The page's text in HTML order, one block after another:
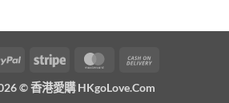
PayPal Stripe MasterCard
©香港愛購 HKgoLove.Com